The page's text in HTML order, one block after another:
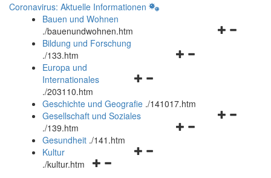
Coronavirus: Aktuelle Informationen
Bauen und Wohnen
./bauenundwohnen.htm
Navigationsmenü
Bildung und Forschung
./133.htm
Navigationsmenü
und
schließen
Europa und
Internationales
./203110.htm
Geschichte und Geografie ./141017.htm
Navigationsmenü
Gesellschaft und Soziales
./139.htm
Navigationsmenü
Gesundheit ./141.htm
Navigationsmenü
Kultur
./kultur.htm